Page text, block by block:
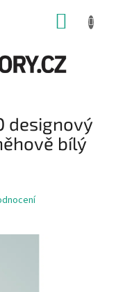
designový
bílý